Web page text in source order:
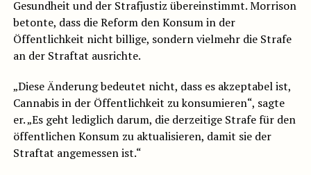
Gesundheit und der Strafjustiz übereinstimmt. Morrison
betonte, dass die Reform den Konsum in der
Öffentlichkeit nicht billige, sondern vielmehr die Strafe
an der Straftat ausrichte.
„Diese Änderung bedeutet nicht, dass es akzeptabel ist,
Cannabis in der Öffentlichkeit zu konsumieren“, sagte
er. „Es geht lediglich darum, die derzeitige Strafe für den
öffentlichen Konsum zu aktualisieren, damit sie der
Straftat angemessen ist.“